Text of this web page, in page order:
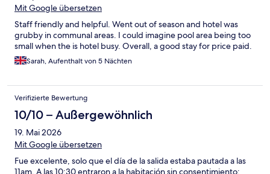
Mit Google übersetzen
Staff friendly and helpful. Went out of season and hotel was
grubby in communal areas. I could imagine pool area being too
small when the is hotel busy. Overall, a good stay for price paid.
Sarah, Aufenthalt von 5 Nächten
Verifizierte Bewertung
10/10 – Außergewöhnlich
19. Mai 2026
Mit Google übersetzen
Fue excelente, solo que el día de la salida estaba pautada a las
11am. A las 10:30 entraron a la habitación sin consentimiento;